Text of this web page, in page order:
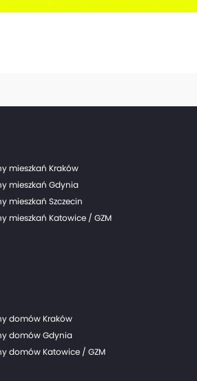
mieszkań Kraków
mieszkań Gdynia
mieszkań Szczecin
mieszkań Katowice / GZM
domów Kraków
domów Gdynia
domów Katowice / GZM